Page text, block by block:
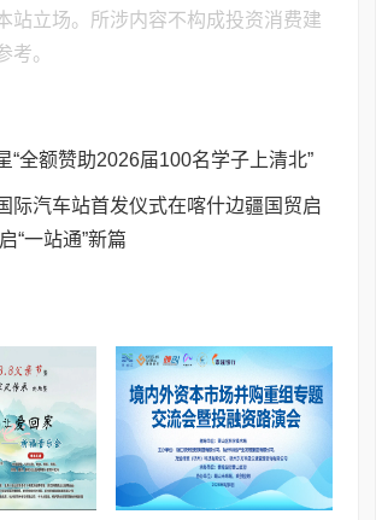
站立场。所涉内容不构成投资消费建
考。
“全额赞助2026届100名学子上清北”
际汽车站首发仪式在喀什边疆国贸启
“一站通”新篇